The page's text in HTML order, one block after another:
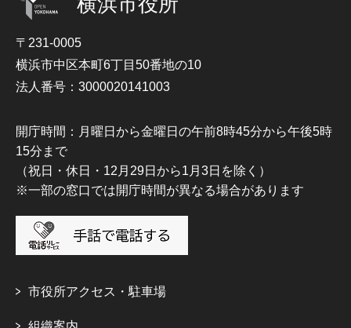
〒231-0005
横浜市中区本町6丁目50番地の10
法人番号：3000020141003
開庁時間：月曜日から金曜日の午前8時45分から午後5時
15分まで
（祝日・休日・12月29日から1月3日を除く）
※一部の窓口では開庁時間が異なる場合があります
市役所アクセス・駐車場